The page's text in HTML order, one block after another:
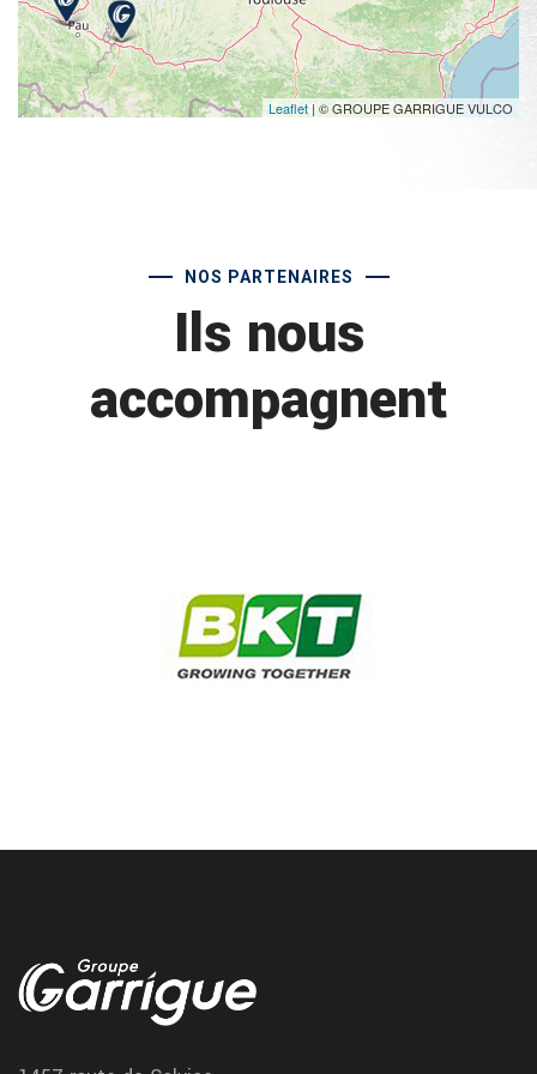
Leaflet | © GROUPE GARRIGUE VULCO
NOS PARTENAIRES
Ils nous
accompagnent
vous propose un depannage rapide directement dans vos
champs ou hangars